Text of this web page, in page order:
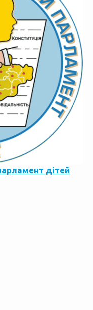
дітей